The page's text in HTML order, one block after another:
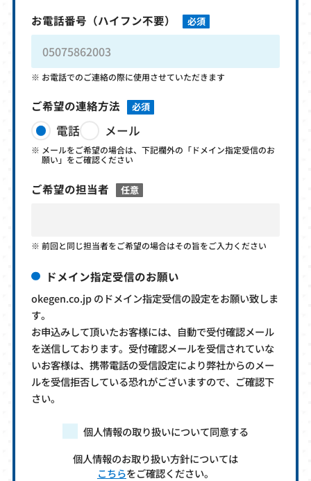
お電話番号 （ハイフン不要） 必須
お電話でのご連絡の際に使用させていただきます
ご希望の連絡方法 必須
電話 メール
メールをご希望の場合は、下記欄外の「ドメイン指定受信のお
願い」をご確認ください
ご希望の担当者 任意
前回と同じ担当者をご希望の場合はその旨をご入力ください
ドメイン指定受信のお願い
okegen.co.jp のドメイン指定受信の設定をお願い致しま
す。
お申込みして頂いたお客様には、自動で受付確認メール
を送信しております。受付確認メールを受信されていな
いお客様は、携帯電話の受信設定により弊社からのメー
ルを受信拒否している恐れがございますので、ご確認下
さい。
個人情報の取り扱いについて同意する
個人情報のお取り扱い方針については
こちらをご確認ください。